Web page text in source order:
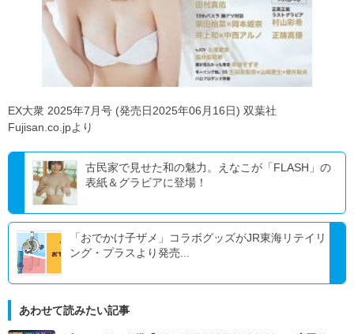
EX大衆 2025年7月号 (発売日2025年06月16日) 双葉社
Fujisan.co.jpより
古民家で見せた和の魅力。えなこが「FLASH」の
表紙＆グラビアに登場！
「おでかけ子ザメ」コラボグッズがJR東海リテイリ
ング・プラスより発売...
あわせて読みたい記事